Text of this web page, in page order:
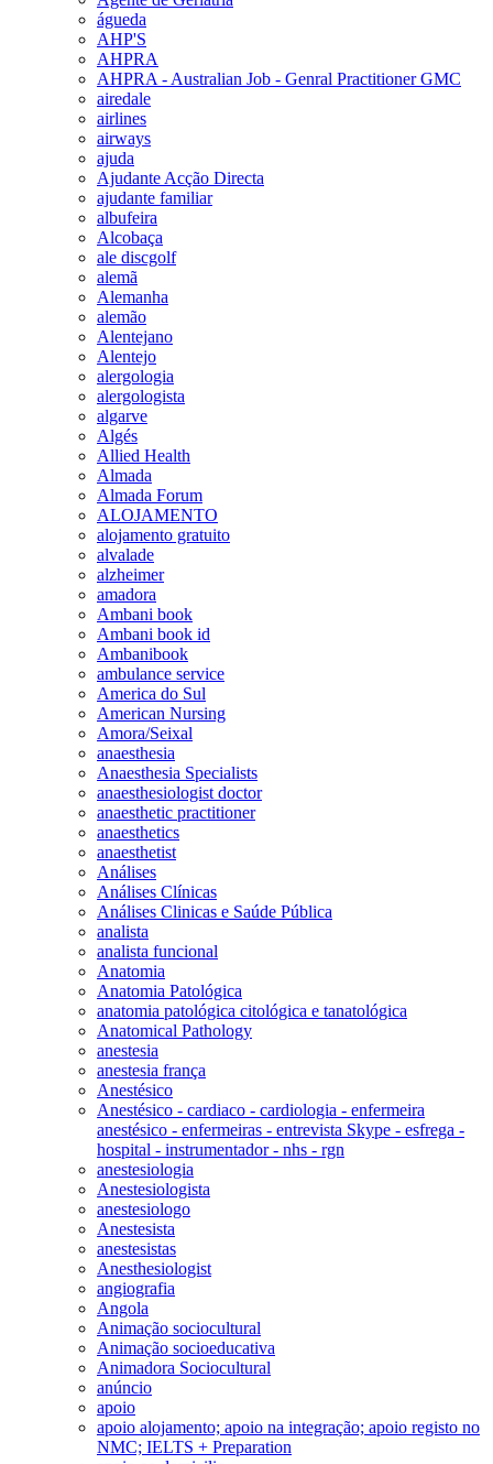
águeda
AHP'S
AHPRA
AHPRA - Australian Job - Genral Practitioner GMC
airedale
airlines
airways
ajuda
Ajudante Acção Directa
ajudante familiar
albufeira
Alcobaça
ale discgolf
alemã
Alemanha
alemão
Alentejano
Alentejo
alergologia
alergologista
algarve
Algés
Allied Health
Almada
Almada Forum
ALOJAMENTO
alojamento gratuito
alvalade
alzheimer
amadora
Ambani book
Ambani book id
Ambanibook
ambulance service
America do Sul
American Nursing
Amora/Seixal
anaesthesia
Anaesthesia Specialists
anaesthesiologist doctor
anaesthetic practitioner
anaesthetics
anaesthetist
Análises
Análises Clínicas
Análises Clinicas e Saúde Pública
analista
analista funcional
Anatomia
Anatomia Patológica
anatomia patológica citológica e tanatológica
Anatomical Pathology
anestesia
anestesia frança
Anestésico
Anestésico - cardiaco - cardiologia - enfermeira
anestésico - enfermeiras - entrevista Skype - esfrega -
hospital - instrumentador - nhs - rgn
anestesiologia
Anestesiologista
anestesiologo
Anestesista
anestesistas
Anesthesiologist
angiografia
Angola
Animação sociocultural
Animação socioeducativa
Animadora Sociocultural
anúncio
apoio
apoio alojamento; apoio na integração; apoio registo no
NMC; IELTS + Preparation